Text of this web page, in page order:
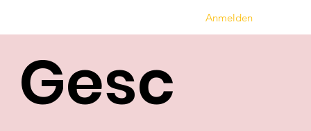
Anmelden
Gesc